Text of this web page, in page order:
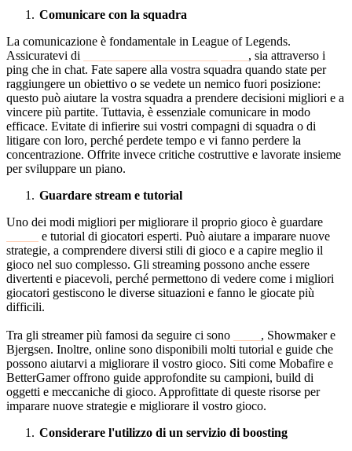
Comunicare con la squadra
La comunicazione è fondamentale in League of Legends.
Assicuratevi di
, sia attraverso i
ping che in chat. Fate sapere alla vostra squadra quando state per
raggiungere un obiettivo o se vedete un nemico fuori posizione:
questo può aiutare la vostra squadra a prendere decisioni migliori e a
vincere più partite. Tuttavia, è essenziale comunicare in modo
efficace. Evitate di infierire sui vostri compagni di squadra o di
litigare con loro, perché perdete tempo e vi fanno perdere la
concentrazione. Offrite invece critiche costruttive e lavorate insieme
per sviluppare un piano.
Guardare stream e tutorial
Uno dei modi migliori per migliorare il proprio gioco è guardare
e tutorial di giocatori esperti. Può aiutare a imparare nuove
strategie, a comprendere diversi stili di gioco e a capire meglio il
gioco nel suo complesso. Gli streaming possono anche essere
divertenti e piacevoli, perché permettono di vedere come i migliori
giocatori gestiscono le diverse situazioni e fanno le giocate più
difficili.
Tra gli streamer più famosi da seguire ci sono
, Showmaker e
Bjergsen. Inoltre, online sono disponibili molti tutorial e guide che
possono aiutarvi a migliorare il vostro gioco. Siti come Mobafire e
BetterGamer offrono guide approfondite su campioni, build di
oggetti e meccaniche di gioco. Approfittate di queste risorse per
imparare nuove strategie e migliorare il vostro gioco.
Considerare l'utilizzo di un servizio di boosting